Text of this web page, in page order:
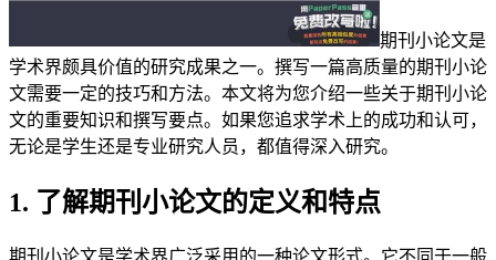
期刊小论文是
学术界颇具价值的研究成果之一。撰写一篇高质量的期刊小论
文需要一定的技巧和方法。本文将为您介绍一些关于期刊小论
文的重要知识和撰写要点。如果您追求学术上的成功和认可，
无论是学生还是专业研究人员，都值得深入研究。
1. 了解期刊小论文的定义和特点
期刊小论文是学术界广泛采用的一种论文形式。它不同于一般